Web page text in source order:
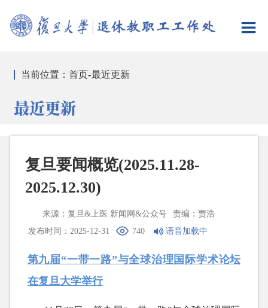
当前位置：首页-最近更新
最近更新
复旦要闻概览(2025.11.28-
2025.12.30)
来源：复旦&上医 新闻网&公众号
责编：贾浩
发布时间：2025-12-31
740 语音加载中
第九届“一带一路”与全球治理国际学术论坛
在复旦大学举行